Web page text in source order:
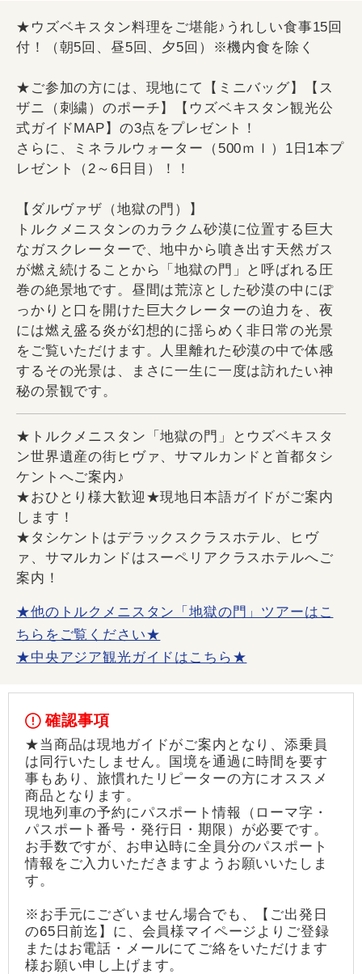
★ウズベキスタン料理をご堪能♪うれしい食事15回
付！（朝5回、昼5回、夕5回）※機内食を除く
★ご参加の方には、現地にて【ミニバッグ】【ス
ザニ（刺繍）のポーチ】【ウズベキスタン観光公
式ガイドMAP】の3点をプレゼント！
さらに、ミネラルウォーター（500ｍｌ）1日1本プ
レゼント（2～6日目）！！
【ダルヴァザ（地獄の門）】
トルクメニスタンのカラクム砂漠に位置する巨大
なガスクレーターで、地中から噴き出す天然ガス
が燃え続けることから「地獄の門」と呼ばれる圧
巻の絶景地です。昼間は荒涼とした砂漠の中にぽ
っかりと口を開けた巨大クレーターの迫力を、夜
には燃え盛る炎が幻想的に揺らめく非日常の光景
をご覧いただけます。人里離れた砂漠の中で体感
するその光景は、まさに一生に一度は訪れたい神
秘の景観です。
★トルクメニスタン「地獄の門」とウズベキスタ
ン世界遺産の街ヒヴァ、サマルカンドと首都タシ
ケントへご案内♪
★おひとり様大歓迎★現地日本語ガイドがご案内
します！
★タシケントはデラックスクラスホテル、ヒヴ
ァ、サマルカンドはスーペリアクラスホテルへご
案内！
★他のトルクメニスタン「地獄の門」ツアーはこ
ちらをご覧ください★
★中央アジア観光ガイドはこちら★
確認事項
★当商品は現地ガイドがご案内となり、添乗員
は同行いたしません。国境を通過に時間を要す
事もあり、旅慣れたリピーターの方にオススメ
商品となります。
現地列車の予約にパスポート情報（ローマ字・
パスポート番号・発行日・期限）が必要です。
お手数ですが、お申込時に全員分のパスポート
情報をご入力いただきますようお願いいたしま
す。
※お手元にございません場合でも、【ご出発日
の65日前迄】に、会員様マイページよりご登録
またはお電話・メールにてご絡をいただけます
様お願い申し上げます。